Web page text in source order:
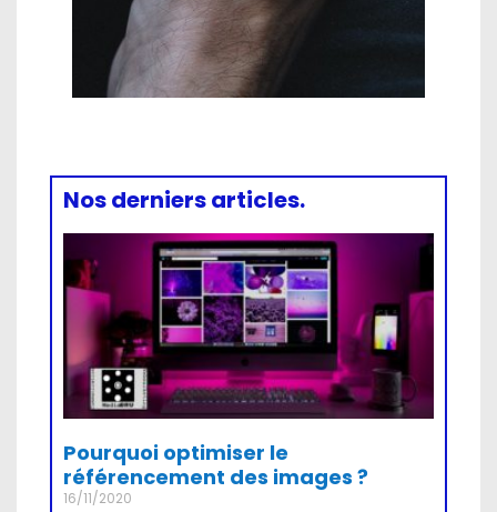
Nos derniers articles.
Pourquoi optimiser le
référencement des images ?
16/11/2020